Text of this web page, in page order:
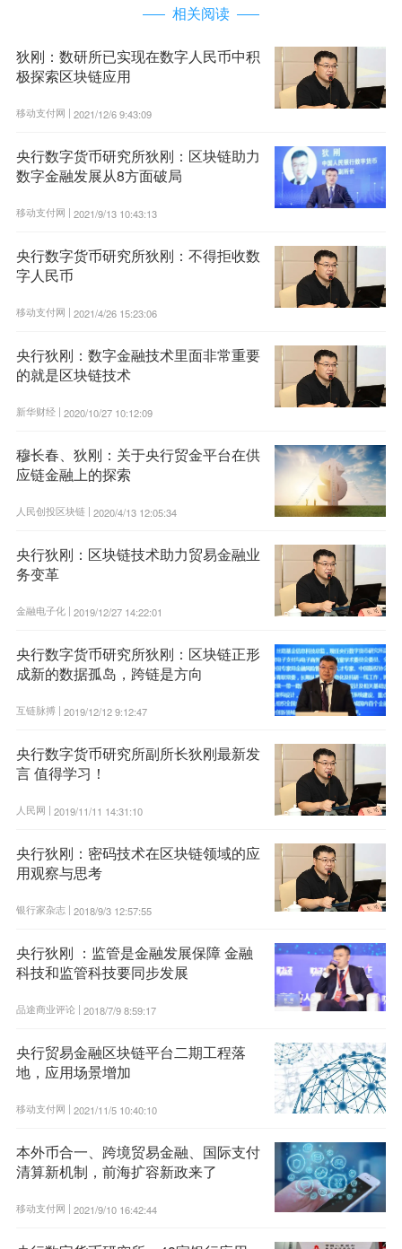
相关阅读
狄刚：数研所已实现在数字人民币中积
极探索区块链应用
移动支付网 | 2021/12/6 9:43:09
央行数字货币研究所狄刚：区块链助力
数字金融发展从8方面破局
移动支付网 | 2021/9/13 10:43:13
央行数字货币研究所狄刚：不得拒收数
字人民币
移动支付网 | 2021/4/26 15:23:06
央行狄刚：数字金融技术里面非常重要
的就是区块链技术
新华财经 | 2020/10/27 10:12:09
穆长春、狄刚：关于央行贸金平台在供
应链金融上的探索
人民创投区块链 | 2020/4/13 12:05:34
央行狄刚：区块链技术助力贸易金融业
务变革
金融电子化 | 2019/12/27 14:22:01
央行数字货币研究所狄刚：区块链正形
成新的数据孤岛，跨链是方向
互链脉搏 | 2019/12/12 9:12:47
央行数字货币研究所副所长狄刚最新发
言 值得学习！
人民网 | 2019/11/11 14:31:10
央行狄刚：密码技术在区块链领域的应
用观察与思考
银行家杂志 | 2018/9/3 12:57:55
央行狄刚 ：监管是金融发展保障 金融
科技和监管科技要同步发展
品途商业评论 | 2018/7/9 8:59:17
央行贸易金融区块链平台二期工程落
地，应用场景增加
移动支付网 | 2021/11/5 10:40:10
本外币合一、跨境贸易金融、国际支付
清算新机制，前海扩容新政来了
移动支付网 | 2021/9/10 16:42:44